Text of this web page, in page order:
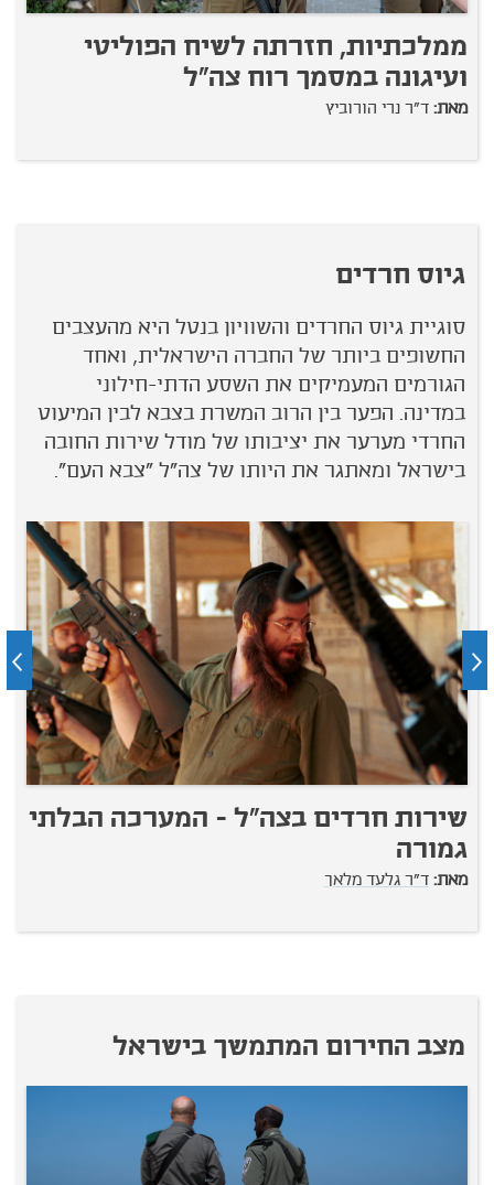
ממלכתיות, חזרתה לשיח הפוליטי
ועיגונה במסמך רוח צה"ל
מאת: ד"ר נרי הורוביץ
גיוס חרדים
סוגיית גיוס החרדים והשוויון בנטל היא מהעצבים
החשופים ביותר של החברה הישראלית, ואחד
הגורמים המעמיקים את השסע הדתי-חילוני
במדינה. הפער בין הרוב המשרת בצבא לבין המיעוט
החרדי מערער את יציבותו של מודל שירות החובה
בישראל ומאתגר את היותו של צה"ל "צבא העם".
שירות חרדים בצה"ל - המערכה הבלתי
גמורה
מאת: ד"ר גלעד מלאך
מצב החירום המתמשך בישראל